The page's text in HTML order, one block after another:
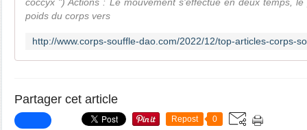
coccyx ") Actions : Le mouvement s'effectue en deux temps,
poids du corps vers
Partager cet article
Repost 0